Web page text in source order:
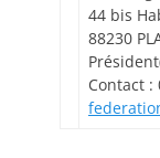
44 bis
88230
Contact :